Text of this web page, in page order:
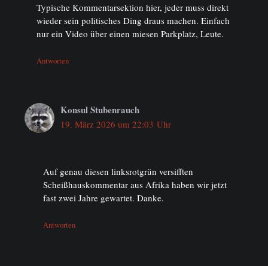
Typische Kommentarsektion hier, jeder muss direkt
wieder sein politisches Ding draus machen. Einfach
nur ein Video über einen miesen Parkplatz, Leute.
Antworten
Konsul Stubenrauch
19. März 2026 um 22:03 Uhr
Auf genau diesen linksrotgrün versifften
Scheißhauskommentar aus Afrika haben wir jetzt
fast zwei Jahre gewartet. Danke.
Antworten